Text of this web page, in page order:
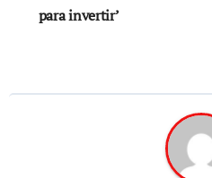
para invertir’